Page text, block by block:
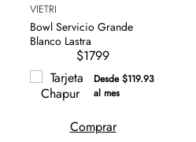
VIETRI
Bowl Servicio Grande
Blanco Lastra
$1799
Desde $119.93
al mes
Comprar